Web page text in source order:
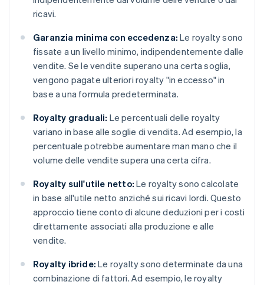
ricavi.
Garanzia minima con eccedenza: Le royalty sono
fissate a un livello minimo, indipendentemente dalle
vendite. Se le vendite superano una certa soglia,
vengono pagate ulteriori royalty "in eccesso" in
base a una formula predeterminata.
Royalty graduali: Le percentuali delle royalty
variano in base alle soglie di vendita. Ad esempio, la
percentuale potrebbe aumentare man mano che il
volume delle vendite supera una certa cifra.
Royalty sull'utile netto: Le royalty sono calcolate
in base all'utile netto anziché sui ricavi lordi. Questo
approccio tiene conto di alcune deduzioni per i costi
direttamente associati alla produzione e alle
vendite.
Royalty ibride: Le royalty sono determinate da una
combinazione di fattori. Ad esempio, le royalty